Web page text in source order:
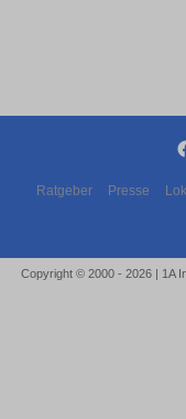
Ratgeber Presse
Copyright © 2000 - 2026 | 1A